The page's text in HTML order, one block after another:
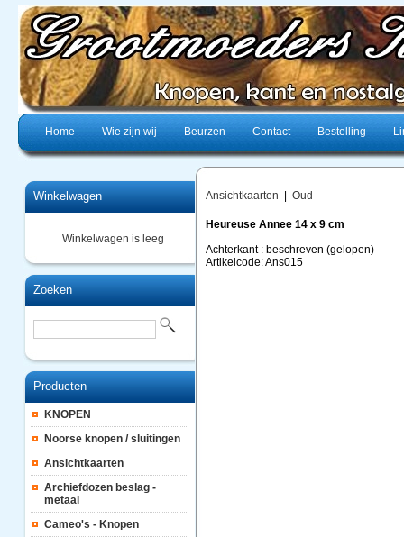
Home Wie zijn wij Beurzen Contact Bestelling
Winkelwagen
Winkelwagen is leeg
Zoeken
Producten
KNOPEN
Noorse knopen / sluitingen
Ansichtkaarten
Archiefdozen beslag -
metaal
Cameo's - Knopen
Ansichtkaarten Oud
Heureuse Annee 14 x 9 cm
Achterkant : beschreven (gelopen)
Artikelcode: Ans015